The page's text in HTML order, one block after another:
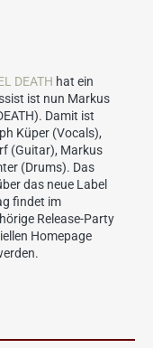
DEATH hat ein
ist nun Markus
Damit ist
Küper (Vocals),
(Guitar), Markus
(Drums). Das
das neue Label
findet im
Release-Party
Homepage